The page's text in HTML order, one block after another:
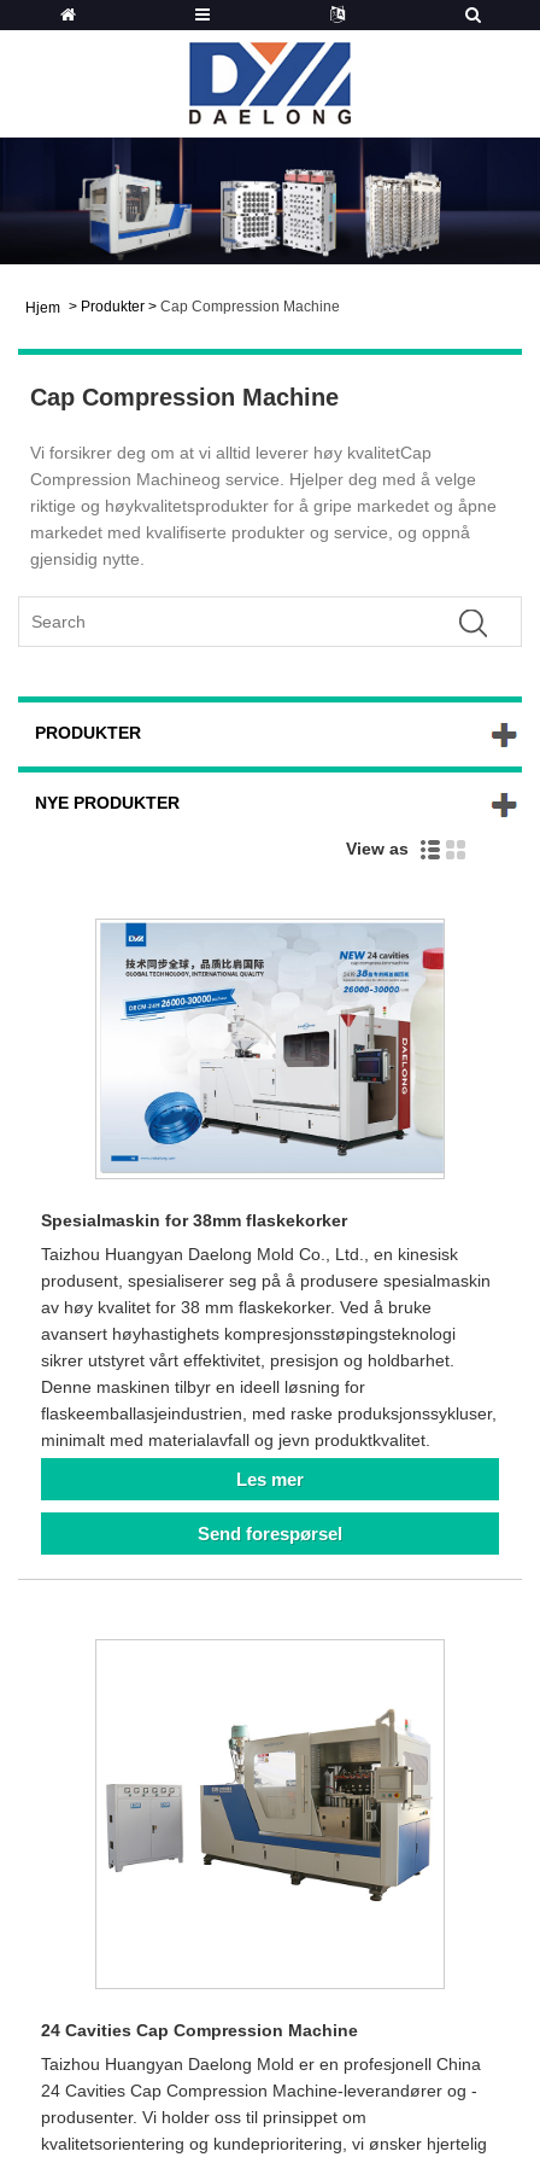
Hjem > Produkter > Cap Compression Machine
Cap Compression Machine
Vi forsikrer deg om at vi alltid leverer høy kvalitetCap
Compression Machineog service. Hjelper deg med å velge
riktige og høykvalitetsprodukter for å gripe markedet og åpne
markedet med kvalifiserte produkter og service, og oppnå
gjensidig nytte.
PRODUKTER
NYE PRODUKTER
View as
Spesialmaskin for 38mm flaskekorker
Taizhou Huangyan Daelong Mold Co., Ltd., en kinesisk
produsent, spesialiserer seg på å produsere spesialmaskin
av høy kvalitet for 38 mm flaskekorker. Ved å bruke
avansert høyhastighets kompresjonsstøpingsteknologi
sikrer utstyret vårt effektivitet, presisjon og holdbarhet.
Denne maskinen tilbyr en ideell løsning for
flaskeemballasjeindustrien, med raske produksjonssykluser,
minimalt med materialavfall og jevn produktkvalitet.
Les mer
Send forespørsel
24 Cavities Cap Compression Machine
Taizhou Huangyan Daelong Mold er en profesjonell China
24 Cavities Cap Compression Machine-leverandører og -
produsenter. Vi holder oss til prinsippet om
kvalitetsorientering og kundeprioritering, vi ønsker hjertelig